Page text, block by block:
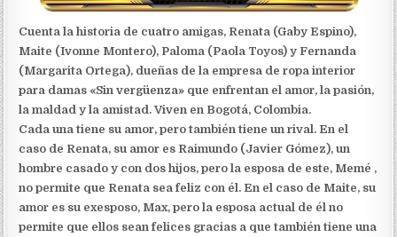
Cuenta la historia de cuatro amigas, Renata (Gaby Espino),
Maite (Ivonne Montero), Paloma (Paola Toyos) y Fernanda
(Margarita Ortega), dueñas de la empresa de ropa interior
para damas «Sin vergüenza» que enfrentan el amor, la pasión,
la maldad y la amistad. Viven en Bogotá, Colombia.
Cada una tiene su amor, pero también tiene un rival. En el
caso de Renata, su amor es Raimundo (Javier Gómez), un
hombre casado y con dos hijos, pero la esposa de este, Memé ,
no permite que Renata sea feliz con él. En el caso de Maite, su
amor es su exesposo, Max, pero la esposa actual de él no
permite que ellos sean felices gracias a que también tiene una